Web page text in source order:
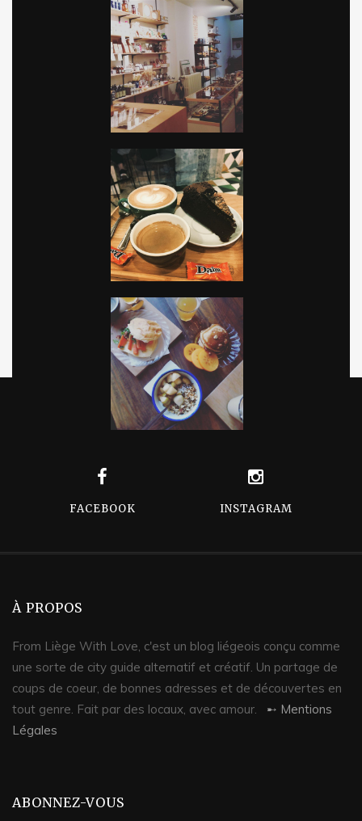
FACEBOOK INSTAGRAM
À PROPOS
From Liège With Love, c'est un blog liégeois conçu comme
une sorte de city guide alternatif et créatif. Un partage de
coups de coeur, de bonnes adresses et de découvertes en
tout genre. Fait par des locaux, avec amour. ➸ Mentions
Légales
ABONNEZ-VOUS